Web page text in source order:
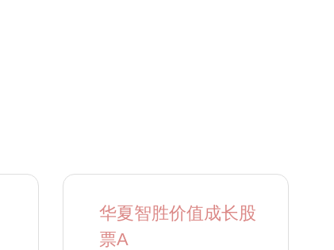
华夏智胜价值成长股
票A